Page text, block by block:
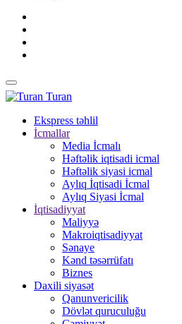
Turan
Ekspress təhlil
İcmallar
Media İcmalı
Həftəlik iqtisadi icmal
Həftəlik siyasi icmal
Aylıq İqtisadi İcmal
Aylıq Siyasi İcmal
İqtisadiyyat
Maliyyə
Makroiqtisadiyyat
Sənaye
Kənd təsərrüfatı
Biznes
Daxili siyasət
Qanunvericilik
Dövlət quruculuğu